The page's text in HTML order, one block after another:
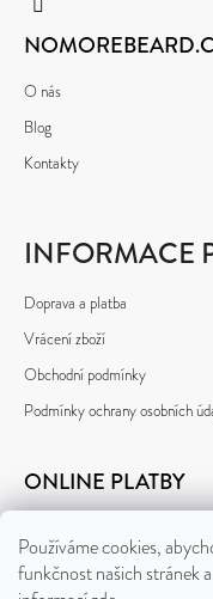
Používáme cookies,
funkčnost našich stránek
O nás
Blog
Kontakty
INFORMACE
Doprava a platba
Vrácení zboží
Obchodní podmínky
Podmínky ochrany osobních
ONLINE PLATBY